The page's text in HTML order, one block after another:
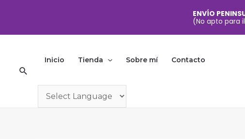
contenido
Buscar
Inicio Tienda Sobre mí Contacto
ENVÍO
(No apto para